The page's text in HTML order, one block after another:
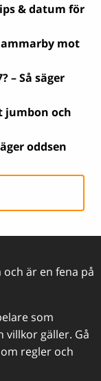
& datum för
mot
– Så säger
jumbon och
oddsen
är en fena på
som
villkor gäller. Gå
regler och